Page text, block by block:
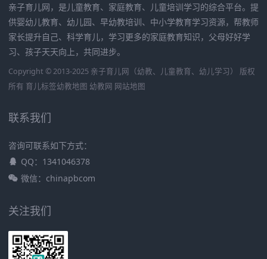
亲子育儿网，是儿童教育、家庭教育、儿童培训学习的综合平台。提
供婴幼儿教育、幼儿园、早幼教培训、中小学教育学习资源，帮教师
家长提升自己、科学育儿，学习更多的家庭教育知识，父母好好学
习、孩子天天向上，共同进步。
Copyright © 2013-2025 亲子育儿网（幼教、儿童教育、幼儿学习） 版权
所有 育儿标签幼教地图 幼教网 网站地图
联系我们
咨询可联系如下方式：
QQ：1341046378
微信：chinapbcom
关注我们